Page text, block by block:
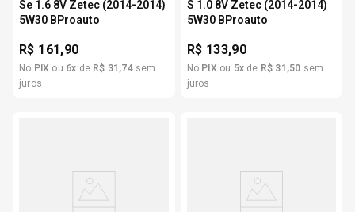
Se 1.6 8V Zetec (2014-2014)
5W30 BProauto
R$ 161,90
No PIX ou 6x de R$ 31 ,74sem
juros
S 1.0 8V Zetec (2014-2014)
5W30 BProauto
R$ 133,90
No PIX ou 5xde R$ 31 ,50 sem
juros